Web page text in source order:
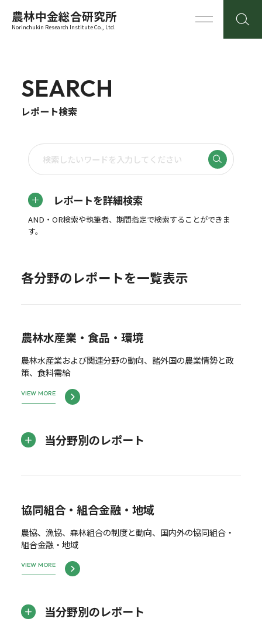
農林中金総合研究所
Norinchukin Research Institute Co., Ltd.
SEARCH
レポート検索
レポートを詳細検索
AND・OR検索や執筆者、期間指定で検索することができま
す。
各分野のレポートを一覧表示
農林水産業・食品・環境
農林水産業および関連分野の動向、諸外国の農業情勢と政
策、食料需給
VIEW MORE
当分野別のレポート
協同組合・組合金融・地域
農協、漁協、森林組合の制度と動向、国内外の協同組合・
組合金融・地域
VIEW MORE
当分野別のレポート